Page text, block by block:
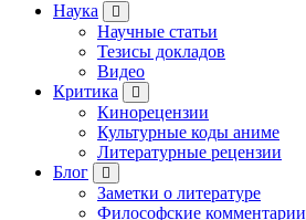
Наука
Научные статьи
Тезисы докладов
Видео
Критика
Кинорецензии
Культурные коды аниме
Литературные рецензии
Блог
Заметки о литературе
Философские комментарии